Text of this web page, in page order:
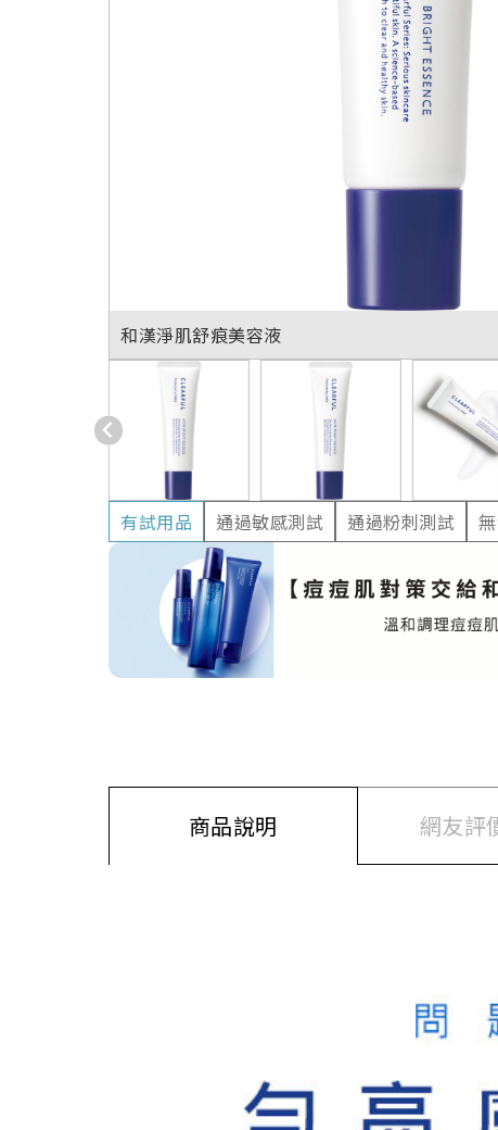
和漢淨肌舒痕美容液
有試用品 通過敏感測試 通過粉刺測試
商品說明 網友評